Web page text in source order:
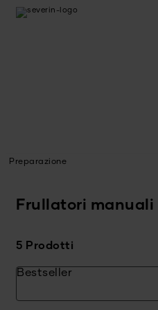
Preparazione
Frullatori manuali
5 Prodotti
Bestseller